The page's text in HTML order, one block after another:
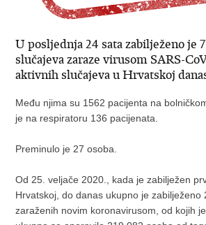
U posljednja 24 sata zabilježeno je
slučajeva zaraze virusom SARS-
aktivnih slučajeva u Hrvatskoj
Među njima su 1562 pacijenta na
je na respiratoru 136 pacijenata.
Preminulo je 27 osoba.
Od 25. veljače 2020., kada je zabilježen
Hrvatskoj, do danas ukupno je zabilježeno
zaraženih novim koronavirusom, od kojih